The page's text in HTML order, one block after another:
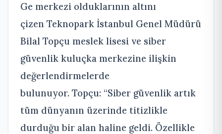
Ge merkezi olduklarının altını
çizen Teknopark İstanbul Genel Müdürü
Bilal Topçu meslek lisesi ve siber
güvenlik kuluçka merkezine ilişkin
değerlendirmelerde
bulunuyor. Topçu: “Siber güvenlik artık
tüm dünyanın üzerinde titizlikle
durduğu bir alan haline geldi. Özellikle